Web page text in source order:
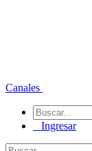
Canales
Ingresar